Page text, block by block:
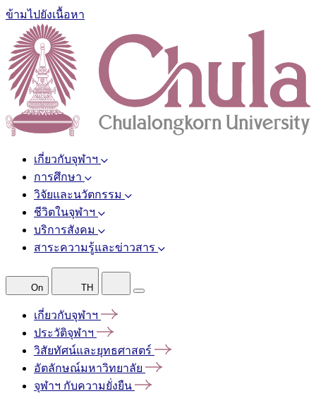
ข้ามไปยังเนื้อหา
เกี่ยวกับจุฬาฯ
การศึกษา
วิจัยและนวัตกรรม
ชีวิตในจุฬาฯ
บริการสังคม
สาระความรู้และข่าวสาร
On TH
เกี่ยวกับจุฬาฯ
ประวัติจุฬาฯ
วิสัยทัศน์และยุทธศาสตร์
อัตลักษณ์มหาวิทยาลัย
จุฬาฯ กับความยั่งยืน